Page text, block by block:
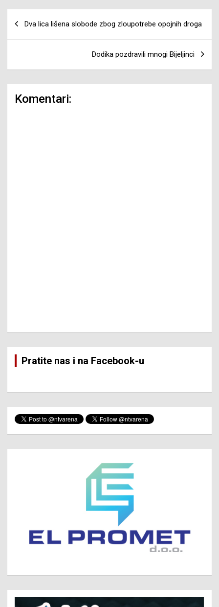
Dva lica lišena slobode zbog zloupotrebe opojnih droga
Dodika pozdravili mnogi Bijeljinci
Komentari:
Pratite nas i na Facebook-u